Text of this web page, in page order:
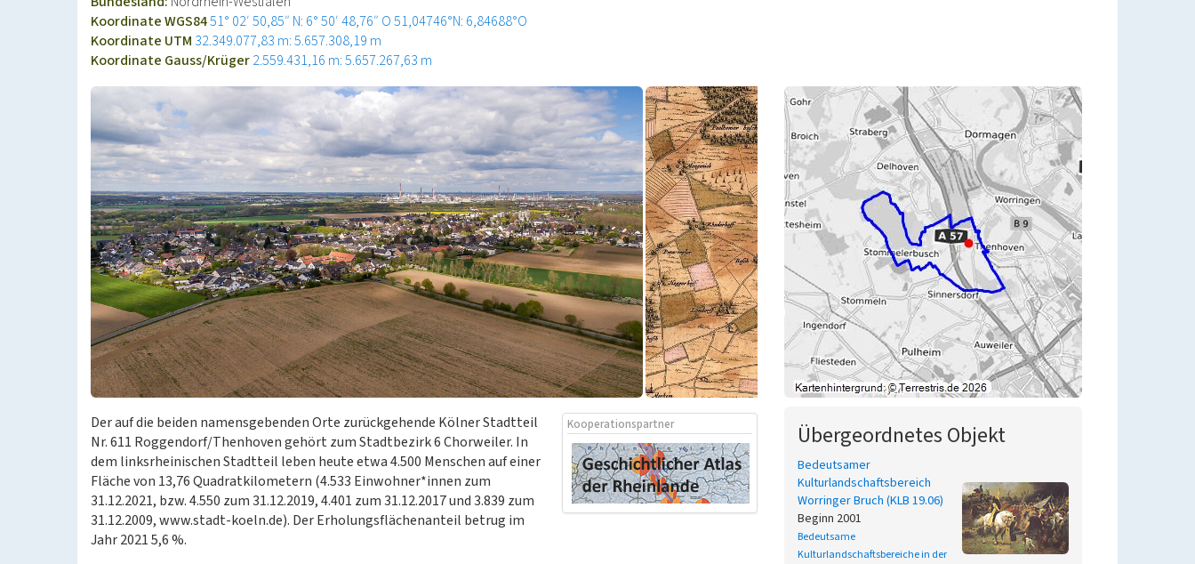
Koordinate WGS8451° 02′ 50,85″ N: 6° 50′ 48,76″ O51,04746°N: 6,84688°O
Koordinate UTM 32.349.077,83 m: 5.657.308,19 m
Koordinate Gauss/Krüger2.559.431,16 m: 5.657.267,63 m
Kooperationspartner
Der auf die beiden namensgebenden Orte zurückgehende Kölner Stadtteil
Nr. 611 Roggendorf/Thenhoven gehört zum Stadtbezirk 6 Chorweiler. In
dem linksrheinischen Stadtteil leben heute etwa 4.500 Menschen auf einer
Fläche von 13,76 Quadratkilometern (4.533 Einwohner*innen zum
31.12.2021, bzw. 4.550 zum 31.12.2019, 4.401 zum 31.12.2017 und 3.839 zum
31.12.2009, www.stadt-koeln.de). Der Erholungsflächenanteil betrug im
Jahr 2021 5,6 %.
Übergeordnetes Objekt
Bedeutsamer
Kulturlandschaftsbereich
Worringer Bruch (KLB 19.06)
Beginn 2001
Bedeutsame
Kulturlandschaftsbereiche in der